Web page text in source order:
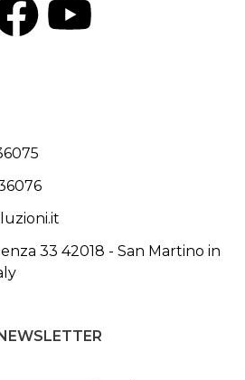
33 42018 - San Martino in